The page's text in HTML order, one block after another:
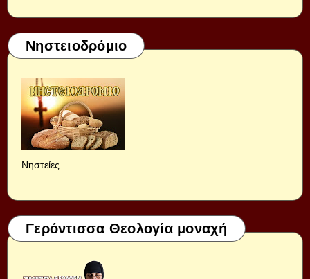
Νηστειοδρόμιο
Νηστείες
Γερόντισσα Θεολογία μοναχή